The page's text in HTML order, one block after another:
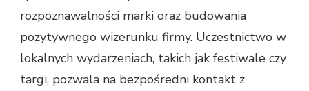
rozpoznawalności marki oraz budowania
pozytywnego wizerunku firmy. Uczestnictwo w
lokalnych wydarzeniach, takich jak festiwale czy
targi, pozwala na bezpośredni kontakt z